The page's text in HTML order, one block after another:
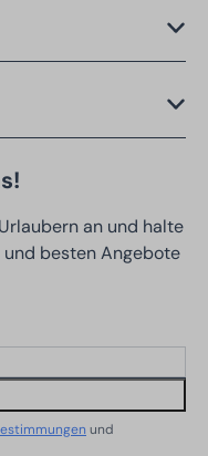
an und halte
besten Angebote
und